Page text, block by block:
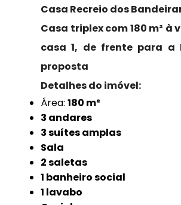
Casa Recreio dos
Casa triplex com 180 m²
casa 1, de frente para a
proposta
Detalhes do imóvel:
Área: 180 m²
3 andares
3 suítes amplas
Sala
2 saletas
1 banheiro social
1 lavabo